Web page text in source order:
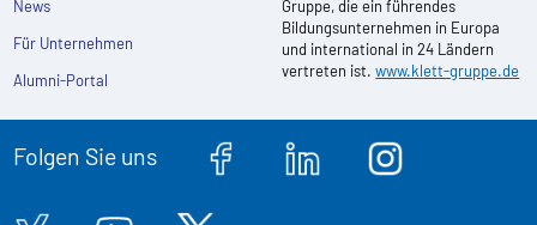
News
Für Unternehmen
Alumni-Portal
Gruppe, die ein führendes
Bildungsunternehmen in Europa
und international in 24 Ländern
vertreten ist.www.klett-gruppe.de
Folgen Sie uns